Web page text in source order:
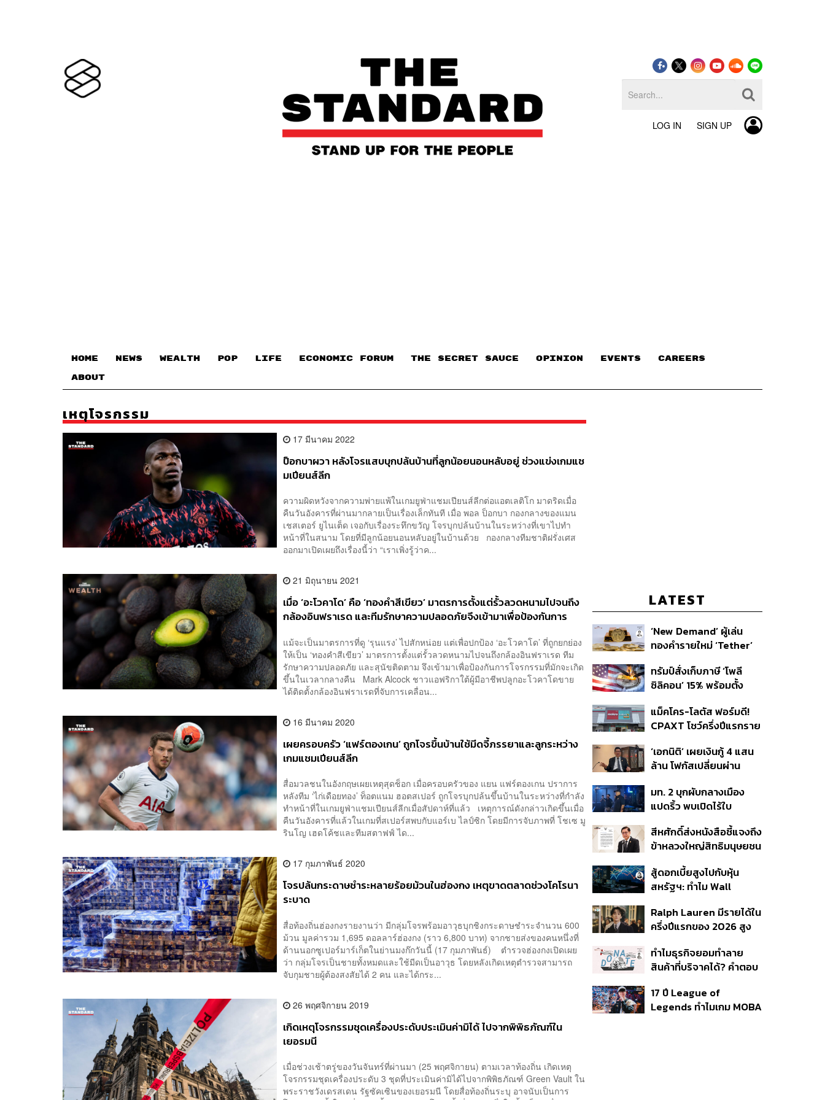
LOG IN SIGN UP
HOME NEWS WEALTH POP LIFE ECONOMIC FORUM THE SECRET SAUCE​ OPINION EVENTS CAREERS
ABOUT
เหตุโจรกรรม
17 มีนาคม 2022
ป็อกบาผวา หลังโจรแสบบุกปล้นบ้านที่ลูกน้อยนอนหลับอยู่ ช่วงแข่งเกมแช
มเปียนส์ลีก
ความผิดหวังจากความพ่ายแพ้ในเกมยูฟ่าแชมเปียนส์ลีกต่อแอตเลติโก มาดริดเมื่อ
คืนวันอังคารที่ผ่านมากลายเป็นเรื่องเล็กทันที เมื่อ พอล ป็อกบา กองกลางของแมน
เชสเตอร์ ยูไนเต็ด เจอกับเรื่องระทึกขวัญ โจรบุกปล้นบ้านในระหว่างที่เขาไปทำ
หน้าที่ในสนาม โดยที่มีลูกน้อยนอนหลับอยู่ในบ้านด้วย กองกลางทีมชาติฝรั่งเศส
ออกมาเปิดเผยถึงเรื่องนี้ว่า “เราเพิ่งรู้ว่าค...
21 มิถุนายน 2021
เมื่อ ‘อะโวคาโด’ คือ ‘ทองคำสีเขียว’ มาตรการตั้งแต่รั้วลวดหนามไปจนถึง
กล้องอินฟราเรด และทีมรักษาความปลอดภัยจึงเข้ามาเพื่อป้องกันการ
แม้จะเป็นมาตรการที่ดู ‘รุนแรง’ ไปสักหน่อย แต่เพื่อปกป้อง ‘อะโวคาโด’ ที่ถูกยกย่อง
ให้เป็น ‘ทองคำสีเขียว’ มาตรการตั้งแต่รั้วลวดหนามไปจนถึงกล้องอินฟราเรด ทีม
รักษาความปลอดภัย และสุนัขติดตาม จึงเข้ามาเพื่อป้องกันการโจรกรรมที่มักจะเกิด
ขึ้นในเวลากลางคืน Mark Alcock ชาวแอฟริกาใต้ผู้มีอาชีพปลูกอะโวคาโดขาย
ได้ติดตั้งกล้องอินฟราเรดที่จับการเคลื่อน...
16 มีนาคม 2020
เผยครอบครัว ‘แฟร์ตองเกน’ ถูกโจรขึ้นบ้านใช้มีดจี้ภรรยาและลูกระหว่าง
เกมแชมเปียนส์ลีก
สื่อมวลชนในอังกฤษเผยเหตุสุดช็อก เมื่อครอบครัวของ แยน แฟร์ตองเกน ปราการ
หลังทีม ‘ไก่เดือยทอง’ ท็อตแนม ฮอตสเปอร์ ถูกโจรบุกปล้นขึ้นบ้านในระหว่างที่กำลัง
ทำหน้าที่ในเกมยูฟ่าแชมเปียนส์ลีกเมื่อสัปดาห์ที่แล้ว เหตุการณ์ดังกล่าวเกิดขึ้นเมื่อ
คืนวันอังคารที่แล้วในเกมที่สเปอร์สพบกับแอร์เบ ไลป์ซิก โดยมีการจับภาพที่ โชเซ มู
รินโญ เฮดโค้ชและทีมสตาฟฟ์ ได...
17 กุมภาพันธ์ 2020
โจรปล้นกระดาษชำระหลายร้อยม้วนในฮ่องกง เหตุขาดตลาดช่วงโคโรนา
ระบาด
สื่อท้องถิ่นฮ่องกงรายงานว่า มีกลุ่มโจรพร้อมอาวุธบุกชิงกระดาษชำระจำนวน 600
ม้วน มูลค่ารวม 1,695 ดอลลาร์ฮ่องกง (ราว 6,800 บาท) จากชายส่งของคนหนึ่งที่
ด้านนอกซูเปอร์มาร์เก็ตในย่านมงก๊กวันนี้ (17 กุมภาพันธ์) ตำรวจฮ่องกงเปิดเผย
ว่า กลุ่มโจรเป็นชายทั้งหมดและใช้มีดเป็นอาวุธ โดยหลังเกิดเหตุตำรวจสามารถ
จับกุมชายผู้ต้องสงสัยได้ 2 คน และได้กระ...
26 พฤศจิกายน 2019
เกิดเหตุโจรกรรมชุดเครื่องประดับประเมินค่ามิได้ ไปจากพิพิธภัณฑ์ใน
เยอรมนี
เมื่อช่วงเช้าตรู่ของวันจันทร์ที่ผ่านมา (25 พฤศจิกายน) ตามเวลาท้องถิ่น เกิดเหตุ
โจรกรรมชุดเครื่องประดับ 3 ชุดที่ประเมินค่ามิได้ไปจากพิพิธภัณฑ์ Green Vault ใน
พระราชวังเดรสเดน รัฐซัคเซินของเยอรมนี โดยสื่อท้องถิ่นระบุ อาจนับเป็นการ
LATEST
‘New Demand’ ผู้เล่น
ทองคำรายใหม่ ‘Tether’
ทรัมป์สั่งเก็บภาษี ‘โพลี
ซิลิคอน’ 15% พร้อมตั้ง
แม็คโคร-โลตัส ฟอร์มดี!
CPAXT โชว์ครึ่งปีแรกราย
ปรับโฉมสาขาใหม่ดันพื้นที่
เช่าโต
‘เอกนิติ’ เผยเงินกู้ 4 แสน
ล้าน โฟกัสเปลี่ยนผ่าน
พลัส’ เฟส 2 รอประเมิน
ความเหมาะสม
มท. 2 บุกผับกลางเมือง
แปดริ้ว พบเปิดไร้ใบ
ใช้บริการ ฉี่ม่วง 32 ราย
จ่อปิด 5 ปี
สีหศักดิ์ส่งหนังสือชี้แจงถึง
ข้าหลวงใหญ่สิทธิมนุษยชน
เคลื่อน-ไม่เป็นธรรม’
สู้ดอกเบี้ยสูงไปกับหุ้น
สหรัฐฯ: ทำไม Wall
คิด?
Ralph Lauren มีรายได้ใน
ครึ่งปีแรกของ 2026 สูง
ทำไมธุรกิจยอมทำลาย
สินค้าที่บริจาคได้? คำตอบ
อยู่ที่ระบบภาษี
17 ปี League of
Legends ทำไมเกม MOBA